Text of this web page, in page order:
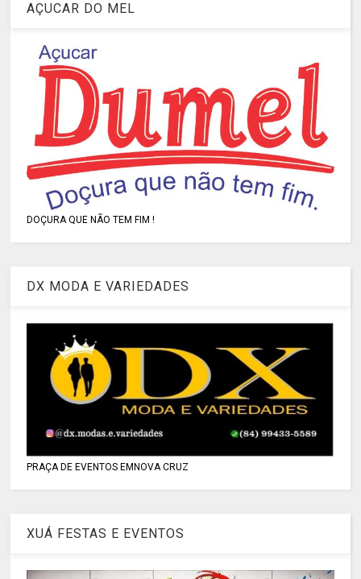
AÇUCAR DO MEL
DOÇURA QUE NÃO TEM FIM !
DX MODA E VARIEDADES
PRAÇA DE EVENTOS EMNOVA CRUZ
XUÁ FESTAS E EVENTOS